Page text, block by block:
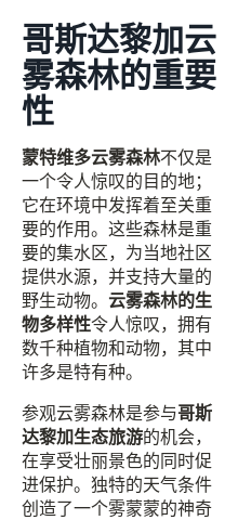
哥斯达黎加云
雾森林的重要
性
蒙特维多云雾森林不仅是
一个令人惊叹的目的地；
它在环境中发挥着至关重
要的作用。这些森林是重
要的集水区，为当地社区
提供水源，并支持大量的
野生动物。 云雾森林的生
物多样性令人惊叹，拥有
数千种植物和动物，其中
许多是特有种。
参观云雾森林是参与哥斯
达黎加生态旅游的机会，
在享受壮丽景色的同时促
进保护。独特的天气条件
创造了一个雾蒙蒙的神奇